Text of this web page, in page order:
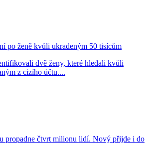
po ženě kvůli ukradeným 50 tisícům
dvě ženy, které hledali kvůli
z cizího účtu....
propadne čtvrt milionu lidí. Nový přijde i do